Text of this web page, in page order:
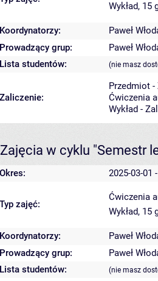
Wykład, 15
Koordynatorzy:
Paweł
Prowadzący grup:
Paweł
Lista studentów:
(nie masz
Zaliczenie:
Przedmiot
Ćwiczenia
Wykład -
Zajęcia w cyklu "Semestr
Okres: 2025-03-01
Typ zajęć:
Ćwiczenia
Wykład, 15
Koordynatorzy:
Paweł
Prowadzący grup:
Paweł
Lista studentów:
(nie masz